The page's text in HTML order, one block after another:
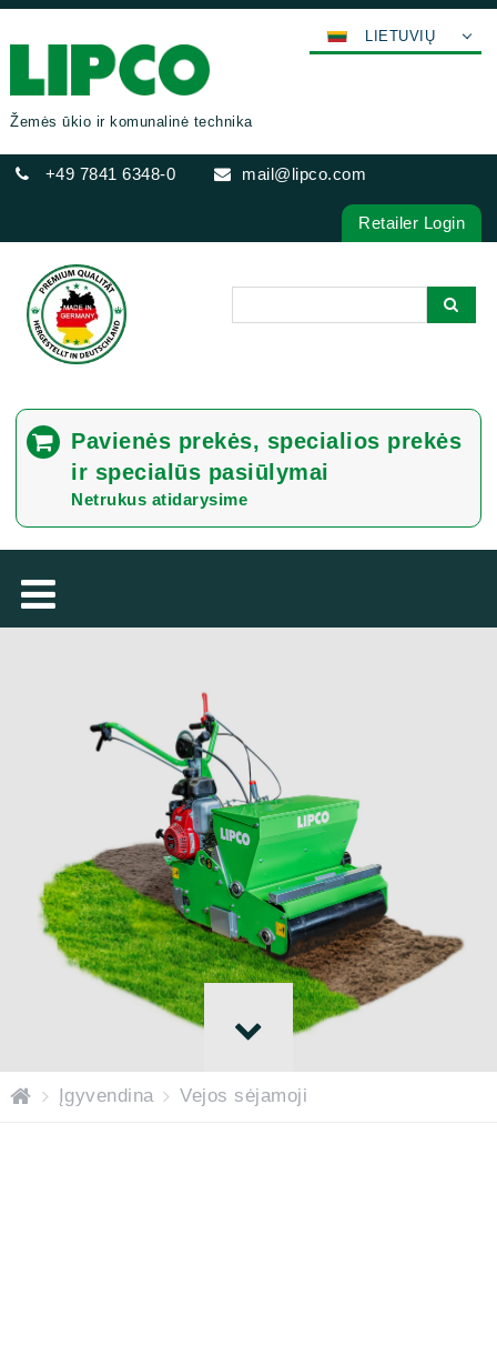
Žemės ūkio ir komunalinė technika
+49 7841 6348-0 mail@lipco.com
POLSKI
ITALIANO
ČEŠTINA
PORTUGUÊS
SLOVENSKI
EESTI
LIETUVIŲ
LATVIEŠU
Retailer Login
Pavienės prekės, specialios prekės
ir specialūs pasiūlymai
Netrukus atidarysime
H
Įgyvendina Vejos sėjamoji